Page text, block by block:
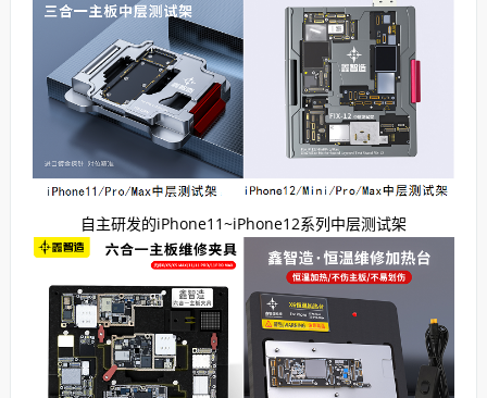
自主研发的iPhone11~iPhone12系列中层测试架